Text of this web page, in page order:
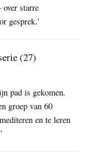
starre
gesprek.'
(27)
pad is gekomen.
groep van 60
en te leren